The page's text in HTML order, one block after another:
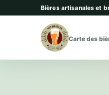
Aller au contenuBières artisanales et
Carte des